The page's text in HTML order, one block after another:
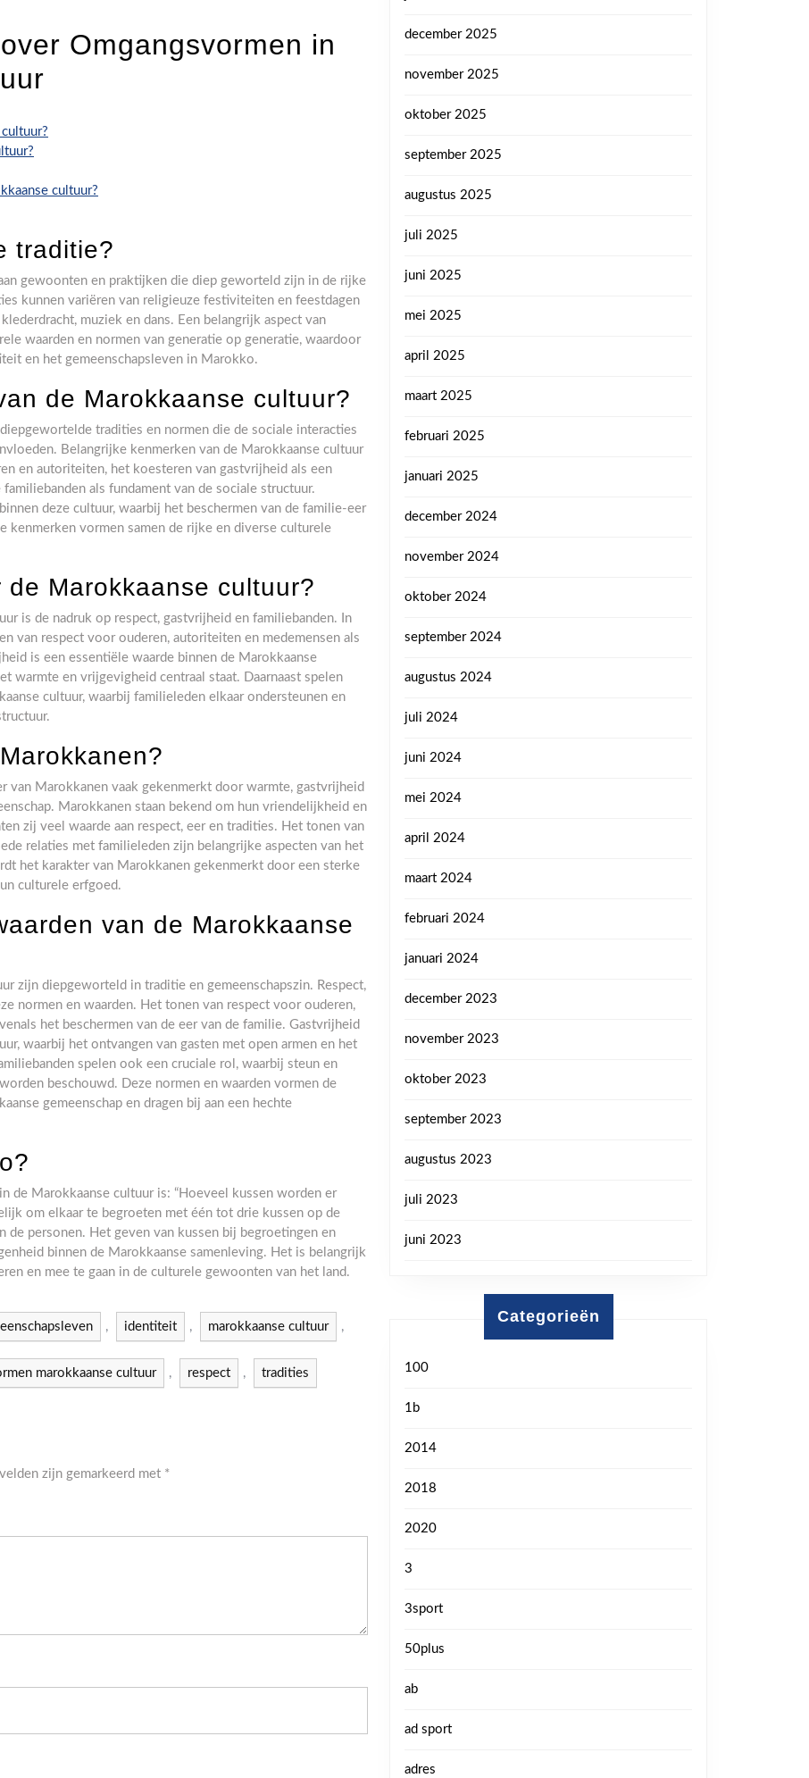
Omgangsvormen in
cultuur?
traditie?
gewoonten en praktijken die diep geworteld zijn in de rijke
kunnen variëren van religieuze festiviteiten en feestdagen
muziek en dans. Een belangrijk aspect van
waarden en normen van generatie op generatie, waardoor
en het gemeenschapsleven in Marokko.
de Marokkaanse cultuur?
tradities en normen die de sociale interacties
Belangrijke kenmerken van de Marokkaanse cultuur
en autoriteiten, het koesteren van gastvrijheid als een
als fundament van de sociale structuur.
deze cultuur, waarbij het beschermen van de familie-eer
kenmerken vormen samen de rijke en diverse culturele
Marokkaanse cultuur?
is de nadruk op respect, gastvrijheid en familiebanden. In
van respect voor ouderen, autoriteiten en medemensen als
is een essentiële waarde binnen de Marokkaanse
warmte en vrijgevigheid centraal staat. Daarnaast spelen
cultuur, waarbij familieleden elkaar ondersteunen en
van Marokkanen vaak gekenmerkt door warmte, gastvrijheid
Marokkanen staan bekend om hun vriendelijkheid en
zij veel waarde aan respect, eer en tradities. Het tonen van
relaties met familieleden zijn belangrijke aspecten van het
het karakter van Marokkanen gekenmerkt door een sterke
culturele erfgoed.
van de Marokkaanse
zijn diepgeworteld in traditie en gemeenschapszin. Respect,
normen en waarden. Het tonen van respect voor ouderen,
het beschermen van de eer van de familie. Gastvrijheid
waarbij het ontvangen van gasten met open armen en het
spelen ook een cruciale rol, waarbij steun en
beschouwd. Deze normen en waarden vormen de
gemeenschap en dragen bij aan een hechte
de Marokkaanse cultuur is: “Hoeveel kussen worden er
om elkaar te begroeten met één tot drie kussen op de
de personen. Het geven van kussen bij begroetingen en
binnen de Marokkaanse samenleving. Het is belangrijk
en mee te gaan in de culturele gewoonten van het land.
, identiteit , marokkaanse cultuur ,
marokkaanse cultuur , respect , tradities
zijn gemarkeerd met *
december 2025
november 2025
oktober 2025
september 2025
augustus 2025
juli 2025
juni 2025
mei 2025
april 2025
maart 2025
februari 2025
januari 2025
december 2024
november 2024
oktober 2024
september 2024
augustus 2024
juli 2024
juni 2024
mei 2024
april 2024
maart 2024
februari 2024
januari 2024
december 2023
november 2023
oktober 2023
september 2023
augustus 2023
juli 2023
juni 2023
Categorieën
100
1b
2014
2018
2020
3
3sport
50plus
ab
ad sport
adres